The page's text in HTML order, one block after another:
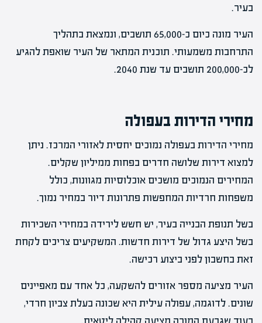
בעיר.
העיר מונה כיום כ-65,000 תושבים, ונמצאת בתהליך
התרחבות משמעותי. תוכנית המתאר של העיר שואפת להגיע
לכ-200,000 תושבים עד שנת 2040.
מחירי הדירות בעפולה
מחירי הדירות בעפולה נמוכים יחסית לאזורי המרכז. ניתן
למצוא דירות שלושה חדרים בפחות ממיליון שקלים.
המחירים הנמוכים מושכים אוכלוסיות מגוונות, כולל
משפחות חרדיות המחפשות פתרונות דיור במחיר נמוך.
בשל תנופת הבנייה בעיר, יש חשש לירידה במחירי השכירות
בשל היצע גדול של דירות חדשות. המשקיעים צריכים לקחת
זאת בחשבון לפני ביצוע רכישה.
העיר מציעה מספר אזורים להשקעה, כל אחד עם מאפיינים
שונים. לדוגמה, עפולה עילית היא שכונה בעלת צביון חרדי,